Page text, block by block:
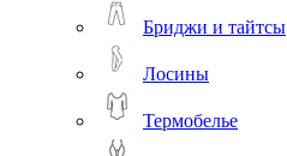
Бриджи и тайтсы
Лосины
Термобелье